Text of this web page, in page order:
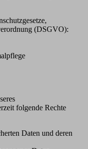
(DSGVO):
folgende Rechte
Daten und deren